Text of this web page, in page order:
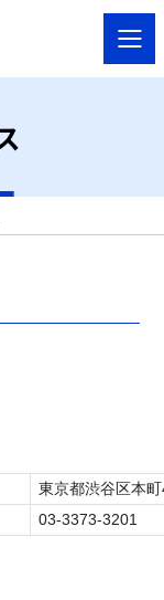
東京都渋谷区本
03-3373-3201